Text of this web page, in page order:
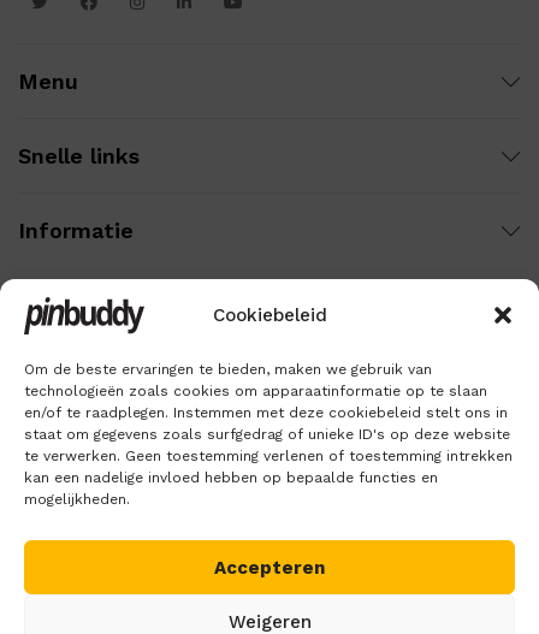
Cookiebeleid
Om de beste ervaringen te bieden, maken we gebruik van
technologieën zoals cookies om apparaatinformatie op te slaan
en/of te raadplegen. Instemmen met deze cookiebeleid stelt ons in
staat om gegevens zoals surfgedrag of unieke ID's op deze website
te verwerken. Geen toestemming verlenen of toestemming intrekken
kan een nadelige invloed hebben op bepaalde functies en
mogelijkheden.
Accepteren
Weigeren
Menu
Snelle links
Informatie